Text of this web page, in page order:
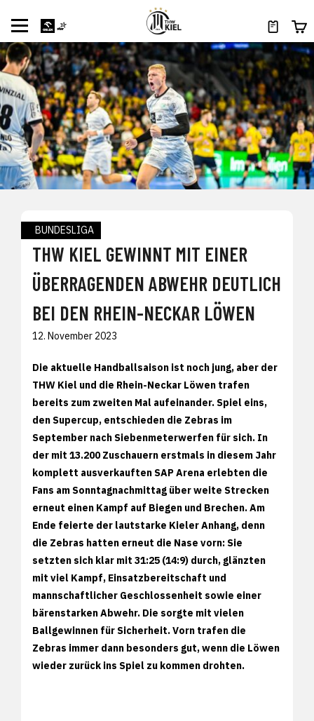
BUNDESLIGA
THW KIEL GEWINNT MIT EINER
ÜBERRAGENDEN ABWEHR DEUTLICH
BEI DEN RHEIN-NECKAR LÖWEN
12. November 2023
Die aktuelle Handballsaison ist noch jung, aber der
THW Kiel und die Rhein-Neckar Löwen trafen
bereits zum zweiten Mal aufeinander. Spiel eins,
den Supercup, entschieden die Zebras im
September nach Siebenmeterwerfen für sich. In
der mit 13.200 Zuschauern erstmals in diesem Jahr
komplett ausverkauften SAP Arena erlebten die
Fans am Sonntagnachmittag über weite Strecken
erneut einen Kampf auf Biegen und Brechen. Am
Ende feierte der lautstarke Kieler Anhang, denn
die Zebras hatten erneut die Nase vorn: Sie
setzten sich klar mit 31:25 (14:9) durch, glänzten
mit viel Kampf, Einsatzbereitschaft und
mannschaftlicher Geschlossenheit sowie einer
bärenstarken Abwehr. Die sorgte mit vielen
Ballgewinnen für Sicherheit. Vorn trafen die
Zebras immer dann besonders gut, wenn die Löwen
wieder zurück ins Spiel zu kommen drohten.